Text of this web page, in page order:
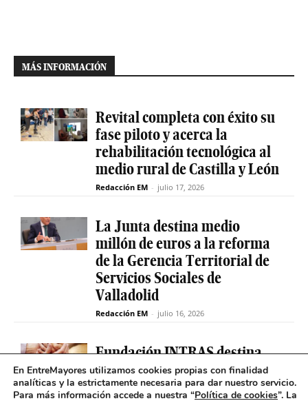
MÁS INFORMACIÓN
Revital completa con éxito su
fase piloto y acerca la
rehabilitación tecnológica al
medio rural de Castilla y León
Redacción EM - julio 17, 2026
La Junta destina medio
millón de euros a la reforma
de la Gerencia Territorial de
Servicios Sociales de
Valladolid
Redacción EM - julio 16, 2026
Fundación INTRAS destina
6.000 euros a proyectos
sociales que impulsen la
En EntreMayores utilizamos cookies propias con finalidad
analíticas y la estrictamente necesaria para dar nuestro servicio.
Para más información accede a nuestra “Política de cookies”. La